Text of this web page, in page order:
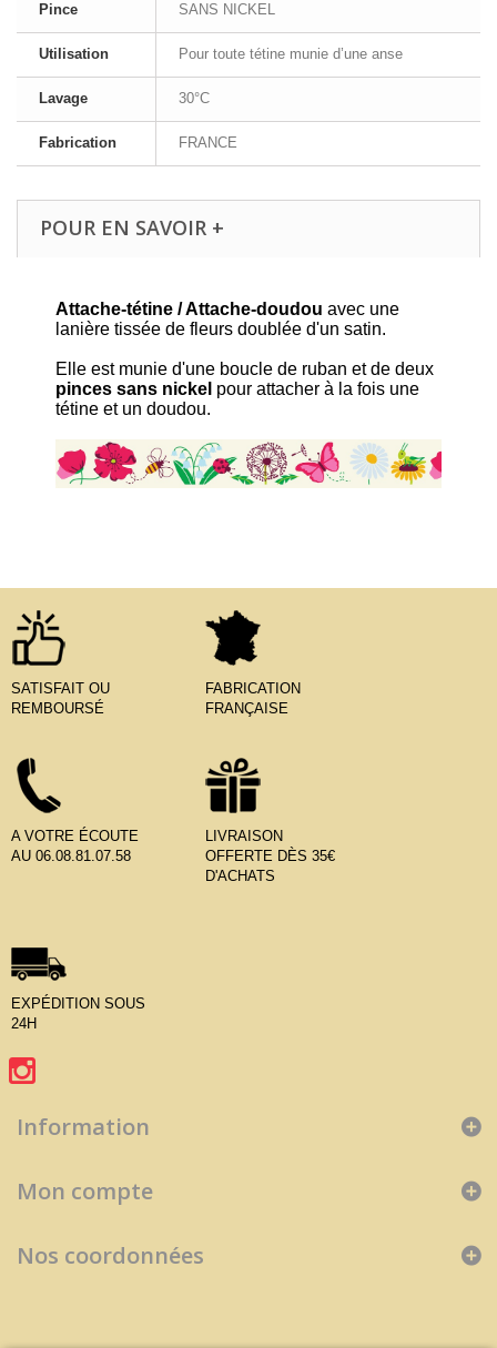
Pince SANS NICKEL
Utilisation Pour toute tétine munie d’une anse
Lavage 30°C
Fabrication FRANCE
POUR EN SAVOIR +
Attache-tétine / Attache-doudou avec une
lanière tissée de fleurs doublée d'un satin.
Elle est munie d'une boucle de ruban et de deux
pinces sans nickel pour attacher à la fois une
tétine et un doudou.
SATISFAIT OU
REMBOURSÉ
FABRICATION
FRANÇAISE
A VOTRE ÉCOUTE
AU 06.08.81.07.58
LIVRAISON
OFFERTE DÈS 35€
D'ACHATS
EXPÉDITION SOUS
24H
Information
Mon compte
Nos coordonnées